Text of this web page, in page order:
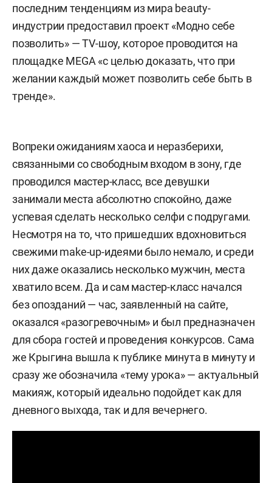
последним тенденциям из мира beauty-
индустрии предоставил проект «Модно себе
позволить» — ТV-шоу, которое проводится на
площадке MEGA «с целью доказать, что при
желании каждый может позволить себе быть в
тренде».
Вопреки ожиданиям хаоса и неразберихи,
связанными со свободным входом в зону, где
проводился мастер-класс, все девушки
занимали места абсолютно спокойно, даже
успевая сделать несколько селфи с подругами.
Несмотря на то, что пришедших вдохновиться
свежими make-up-идеями было немало, и среди
них даже оказались несколько мужчин, места
хватило всем. Да и сам мастер-класс начался
без опозданий — час, заявленный на сайте,
оказался «разогревочным» и был предназначен
для сбора гостей и проведения конкурсов. Сама
же Крыгина вышла к публике минута в минуту и
сразу же обозначила «тему урока» — актуальный
макияж, который идеально подойдет как для
дневного выхода, так и для вечернего.